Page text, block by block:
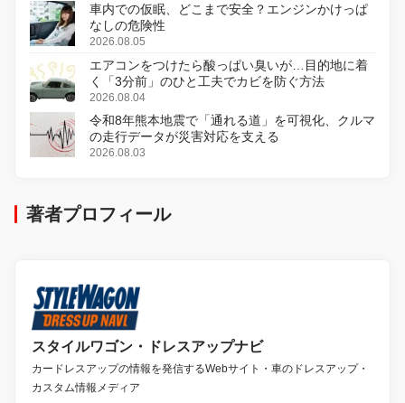
車内での仮眠、どこまで安全？エンジンかけっぱ
なしの危険性
2026.08.05
エアコンをつけたら酸っぱい臭いが…目的地に着
く「3分前」のひと工夫でカビを防ぐ方法
2026.08.04
令和8年熊本地震で「通れる道」を可視化、クルマ
の走行データが災害対応を支える
2026.08.03
著者プロフィール
スタイルワゴン・ドレスアップナビ
カードレスアップの情報を発信するWebサイト・車のドレスアップ・
カスタム情報メディア